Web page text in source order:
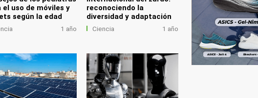
el uso de móviles y
según la edad
1 año
reconociendo la
diversidad y adaptación
Ciencia 1 año